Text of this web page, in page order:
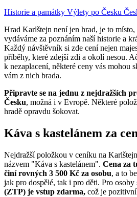
Historie a památky Výlety po Česku
Hrad Karlštejn není jen hrad, je to místo,
vydáváme za poznáním naší historie a
Každý návštěvník si zde cení nejen
příběhy, které zdejší zdi a okolí nesou.
k nezaplacení, některé ceny vás mohou
vám z nich brada.
Připravte se na jednu z nejdražších
Česku, možná i v Evropě. Některé
hradě opravdu šokovat.
Káva s kastelánem za
Nejdražší položkou v ceníku na
názvem "Káva s kastelánem". Cena za
činí rovných 3 500 Kč za osobu, a to
jak pro dospělé, tak i pro děti. Pro
(ZTP) je vstup zdarma, což je